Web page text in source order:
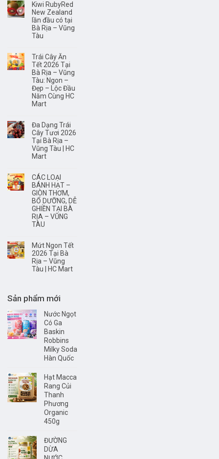
bạn”
của
trí
Kiwi RubyRed
New Zealand
lần đầu có tại
Bà Rịa – Vũng
Tàu
Trái Cây Ăn
Tết 2026 Tại
Bà Rịa – Vũng
Tàu: Ngon –
Đẹp – Lộc Đầu
Năm Cùng HC
Mart
Đa Dạng Trái
Cây Tươi 2026
Tại Bà Rịa –
Vũng Tàu | HC
Mart
CÁC LOẠI
BÁNH HẠT –
GIÒN THƠM,
BỔ DƯỠNG, DỄ
GHIỀN TẠI BÀ
RỊA – VŨNG
TÀU
Mứt Ngon Tết
2026 Tại Bà
Rịa – Vũng
Tàu | HC Mart
Sản phẩm mới
Nước Ngọt
Có Ga
Baskin
Robbins
Milky Soda
Hàn Quốc
Hạt Macca
Rang Củi
Thanh
Phương
Organic
450g
ĐƯỜNG
DỪA